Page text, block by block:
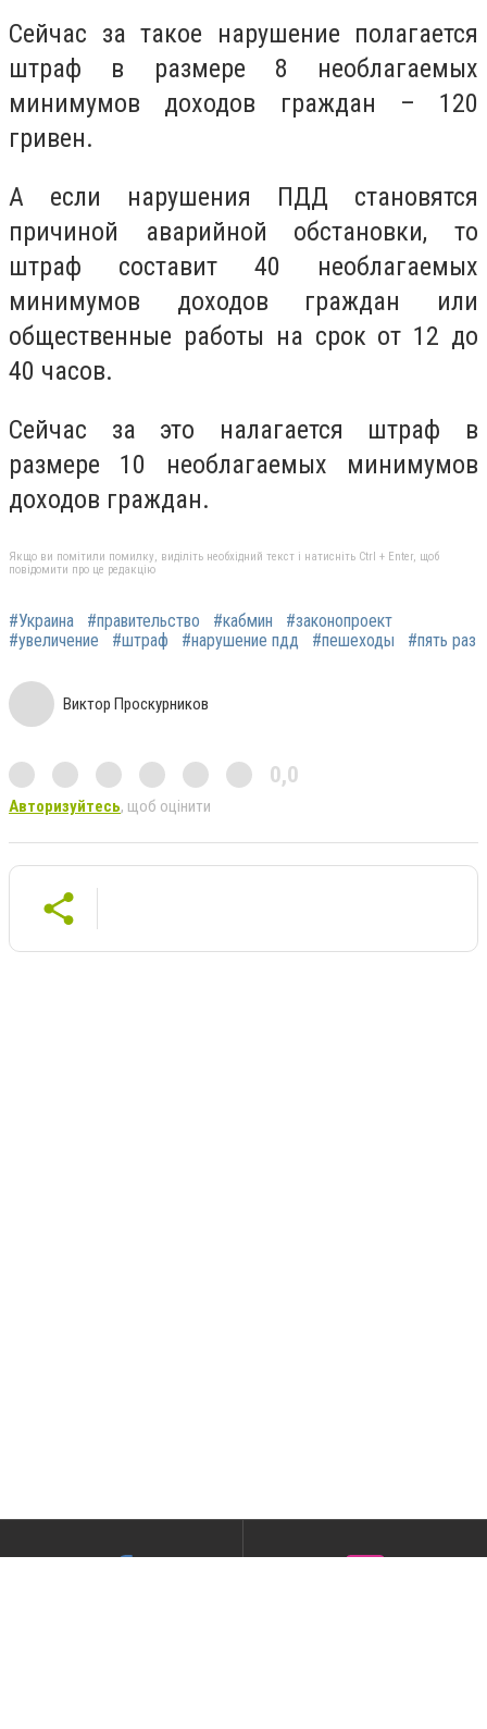
Сейчас за такое нарушение полагается
штраф в размере 8 необлагаемых
минимумов доходов граждан – 120
гривен.
А если нарушения ПДД становятся
причиной аварийной обстановки, то
штраф составит 40 необлагаемых
минимумов доходов граждан или
общественные работы на срок от 12 до
40 часов.
Сейчас за это налагается штраф в
размере 10 необлагаемых минимумов
доходов граждан.
Якщо ви помітили помилку, виділіть необхідний текст і натисніть Ctrl + Enter, щоб
повідомити про це редакцію
#Украина #правительство #кабмин
#законопроект
#увеличение
#штраф #нарушение пдд #пешеходы #пять раз
Виктор Проскурников
0,0
Авторизуйтесь, щоб оцінити